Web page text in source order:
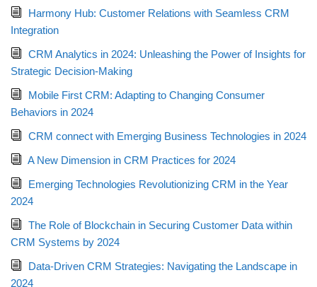
Harmony Hub: Customer Relations with Seamless CRM
Integration
CRM Analytics in 2024: Unleashing the Power of Insights for
Strategic Decision-Making
Mobile First CRM: Adapting to Changing Consumer
Behaviors in 2024
CRM connect with Emerging Business Technologies in 2024
A New Dimension in CRM Practices for 2024
Emerging Technologies Revolutionizing CRM in the Year
2024
The Role of Blockchain in Securing Customer Data within
CRM Systems by 2024
Data-Driven CRM Strategies: Navigating the Landscape in
2024